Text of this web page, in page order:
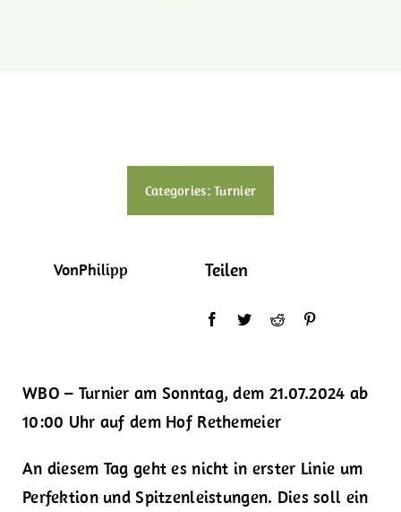
Categories:Turnier
VonPhilipp Teilen
WBO – Turnier am Sonntag, dem 21.07.2024 ab
10:00 Uhr auf dem Hof Rethemeier
An diesem Tag geht es nicht in erster Linie um
Perfektion und Spitzenleistungen. Dies soll ein